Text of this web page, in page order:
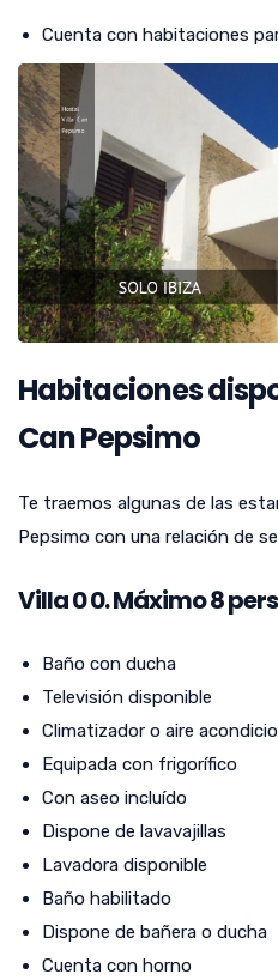
Cuenta con habitaciones
Habitaciones
Can Pepsimo
Te traemos algunas de las
Pepsimo con una relación de
Villa00. Máximo 8
Baño con ducha
Televisión disponible
Climatizador o aire
Equipada con frigorífico
Con aseo incluído
Dispone de lavavajillas
Lavadora disponible
Baño habilitado
Dispone de bañera o ducha
Cuenta con horno